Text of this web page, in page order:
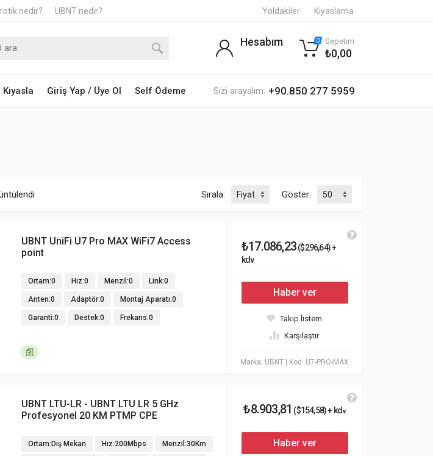
nedir? UBNT nedir? Yoldakiler Kıyaslama
Kıyasla Giriş Yap / Üye Ol Self Ödeme Sizi arayalım: +90.850 277 5959
Hesabım 0 Sepetim
₺0,00
Sırala: Göster:
Marka: UBNT | Kod: U7-PRO-MAX
UBNT UniFi U7 Pro MAX WiFi7 Access
point
Ortam:0 Hız:0 Menzil:0 Link:0
Anten:0 Adaptör:0 Montaj Aparatı:0
Garanti:0 Destek:0 Frekans:0
₺17.086,23($296,64) +
kdv
Haber ver
Takip listem
Karşılaştır
UBNT LTU-LR - UBNT LTU LR 5 GHz
Profesyonel 20 KM PTMP CPE
Ortam:Dış Mekan Hız:200Mbps Menzil:30Km
₺8.903,81 ($154,58) + kdv
Haber ver